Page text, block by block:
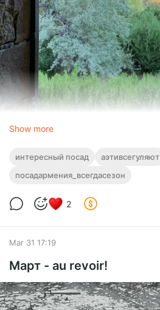
Show more
интересный посад
аэтивсегуляют
посадармения_всегдасезон
2
Mar 31 17:19
Март - аu revoir!